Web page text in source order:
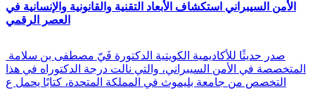
الأمن السيبراني استكشاف الأبعاد التقنية والقانونية والإنسانية في
العصر الرقمي
المتخصصة في الأمن السيبراني، والتي نالت درجة الدكتوراه في هذا
التخصص من جامعة بليموث في المملكة المتحدة، كتابًا يحمل ع